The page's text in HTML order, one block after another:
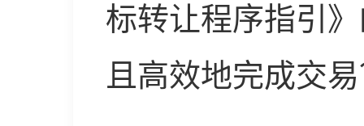
标转让程序指引
且高效地完成交